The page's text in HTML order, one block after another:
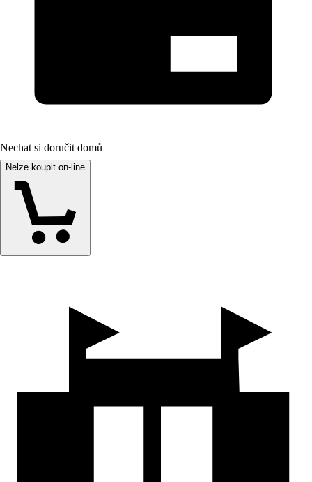
Nechat si doručit domů
Nelze koupit on-line